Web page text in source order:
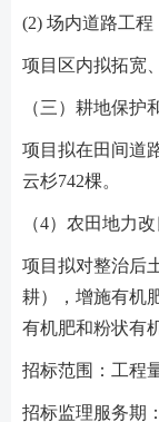
(2) 场内道路工程
项目区内拟拓宽
（三）耕地保护
项目拟在田间道
云杉742棵。
（4）农田地力
项目拟对整治后
耕），增施有机
有机肥和粉状有
招标范围：工程
招标监理服务期